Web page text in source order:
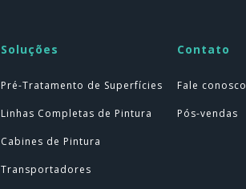
Soluções Contato
Pré-Tratamento de Superfícies
Linhas Completas de Pintura
Cabines de Pintura
Transportadores
Fale conosco
Pós-vendas